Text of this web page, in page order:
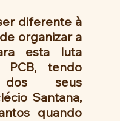
diferente à
organizar a
esta luta
tendo
seus
Santana,
quando